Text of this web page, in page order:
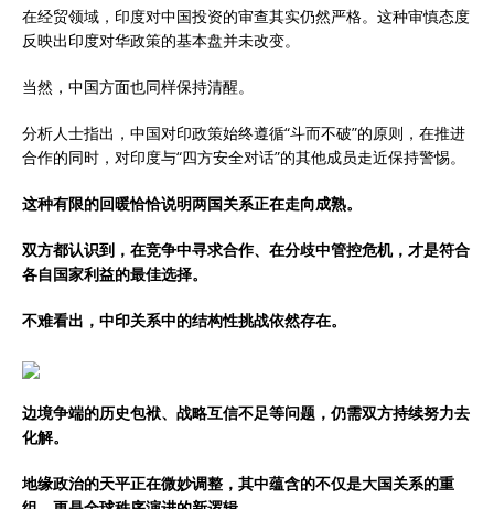
在经贸领域，印度对中国投资的审查其实仍然严格。这种审慎态度
反映出印度对华政策的基本盘并未改变。
当然，中国方面也同样保持清醒。
分析人士指出，中国对印政策始终遵循“斗而不破”的原则，在推进
合作的同时，对印度与“四方安全对话”的其他成员走近保持警惕。
这种有限的回暖恰恰说明两国关系正在走向成熟。
双方都认识到，在竞争中寻求合作、在分歧中管控危机，才是符合
各自国家利益的最佳选择。
不难看出，中印关系中的结构性挑战依然存在。
边境争端的历史包袱、战略互信不足等问题，仍需双方持续努力去
化解。
地缘政治的天平正在微妙调整，其中蕴含的不仅是大国关系的重